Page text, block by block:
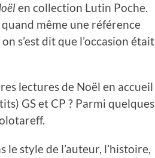
en collection Lutin Poche.
quand même une référence
s’est dit que l’occasion était
lectures de Noël en accueil
GS et CP ? Parmi quelques
style de l’auteur, l’histoire,